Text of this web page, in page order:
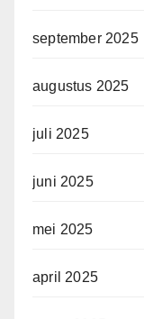
september 2025
augustus 2025
juli 2025
juni 2025
mei 2025
april 2025